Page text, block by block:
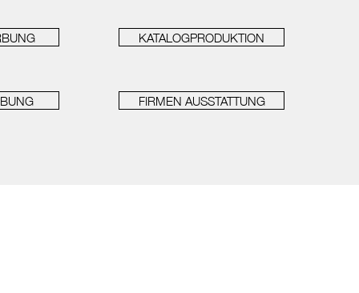
KATALOGPRODUKTION
FIRMEN AUSSTATTUNG